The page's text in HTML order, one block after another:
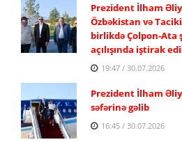
Prezident İlham
Özbəkistan və
birlikdə Çolpon-Ata
açılışında iştirak
19:47 / 30.07.2026
Prezident İlham
səfərinə gəlib
16:45 / 30.07.2026